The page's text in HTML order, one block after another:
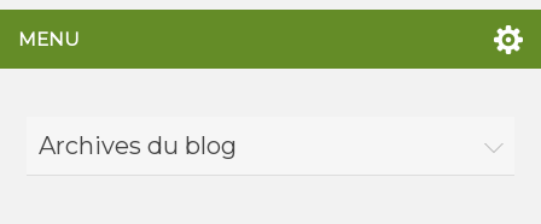
MENU
Archives du blog